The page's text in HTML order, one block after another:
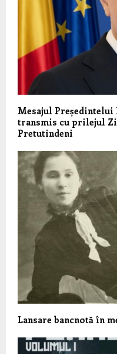
Mesajul Președintelui
transmis cu prilejul
Pretutindeni
Lansare bancnotă în